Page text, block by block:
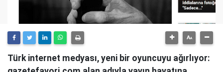
Türk internet medyası, yeni bir oyuncuyu ağırlıyor: